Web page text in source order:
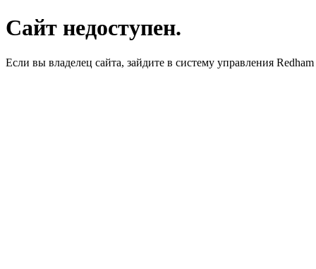
Сайт недоступен.
Если вы владелец сайта, зайдите в систему управления